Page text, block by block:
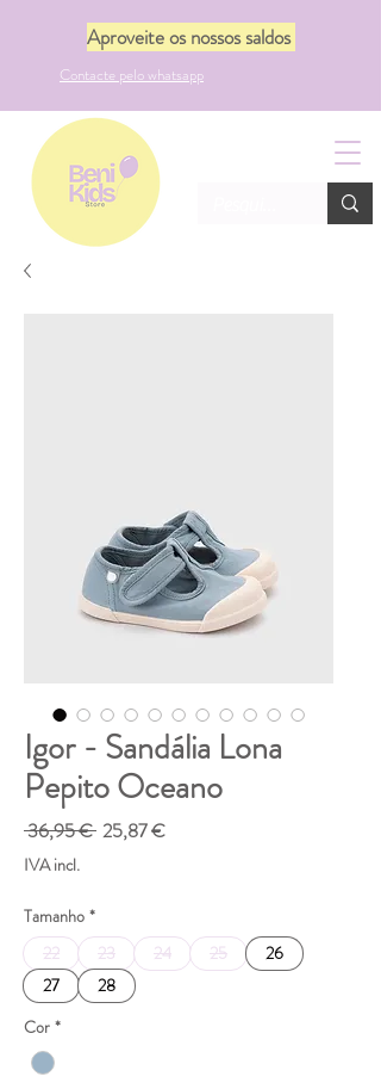
Aproveite os nossos saldos
Contacte pelo whatsapp
Igor - Sandália Lona
Pepito Oceano
36,95 € Preço
25,87 €Preço
IVA incl.
Tamanho *
22
23 24 25
26
27
28
Cor *